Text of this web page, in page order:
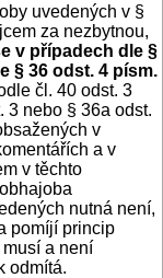
uvedených v §
za nezbytnou,
v případech dle §
§ 36 odst. 4 písm.
čl. 40 odst. 3
3 nebo § 36a odst.
v
a v
v těchto
nutná není,
pomíjí princip
a není
odmítá.